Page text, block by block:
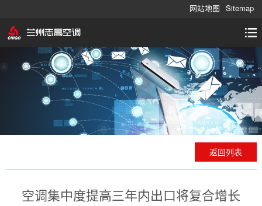
网站地图 Sitemap
返回列表
空调集中度提高三年内出口将复合增长